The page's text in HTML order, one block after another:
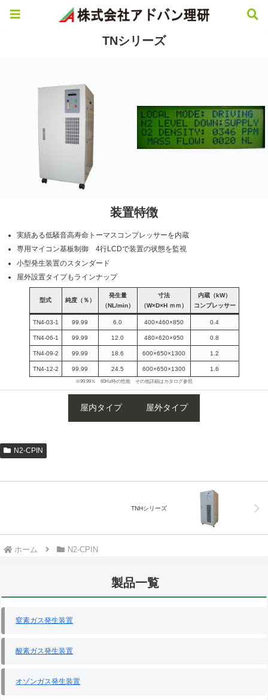
TNシリーズ
装置特徴
実績ある低騒音高寿命トーマスコンプレッサーを内蔵
専用マイコン基板制御 4行LCDで装置の状態を監視
小型発生装置のスタンダード
屋外設置タイプもラインナップ
型式 純度（％）
発生量
（NL/min）
寸法
（W×D×H ｍｍ）
内蔵（kW）
コンプレッサー
TN4-03-1 99.99 6.0 400×460×850 0.4
TN4-06-1 99.99 12.0 480×620×950 0.8
TN4-09-2 99.99 18.6 600×650×1300 1.2
TN4-12-2 99.99 24.5 600×650×1300 1.6
※99.99％ 60Hz時の性能 その他詳細はカタログ参照
屋内タイプ 屋外タイプ
N2-CPIN
TNHシリーズ
ホーム N2-CPIN
製品一覧
窒素ガス発生装置
酸素ガス発生装置
オゾンガス発生装置